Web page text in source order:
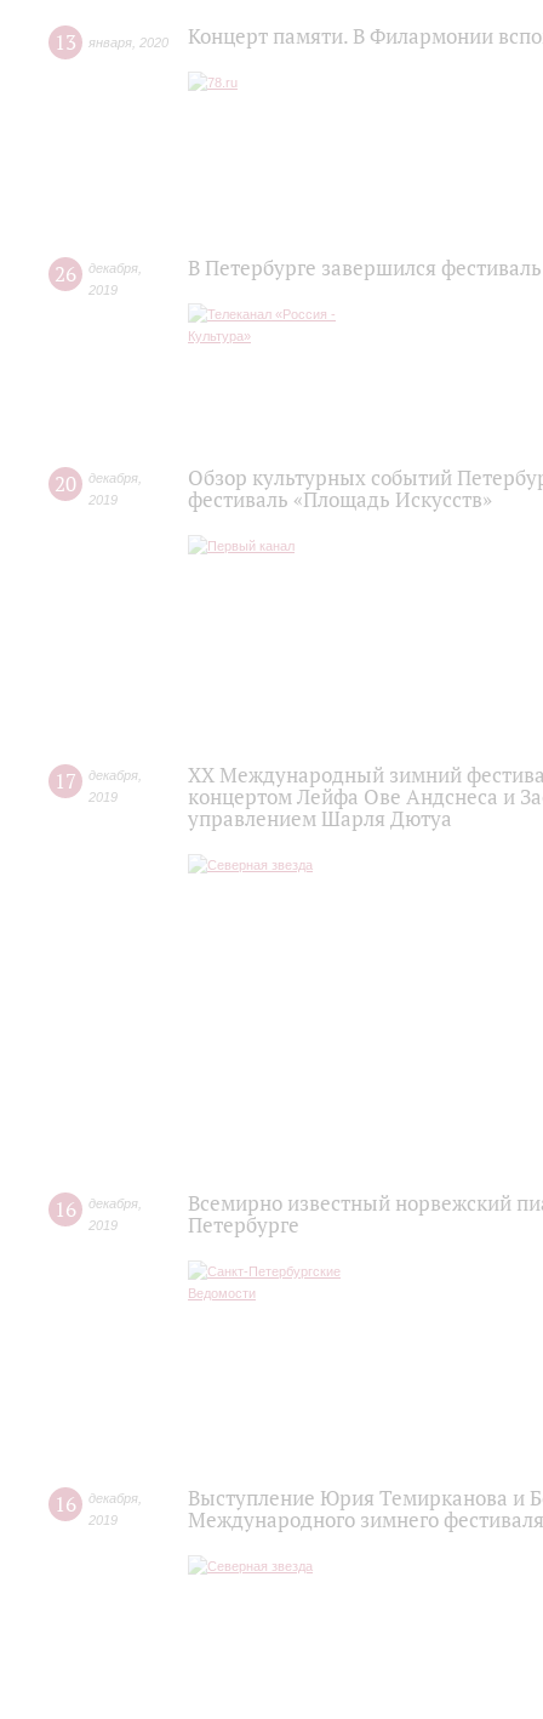
13 января 2020 Концерт памяти. В Филармонии
26 декабря
2019
В Петербурге завершился
20 декабря
2019
Обзор культурных событий
фестиваль «Площадь Искусств»
17 декабря
2019
XX Международный зимний
концертом Лейфа Ове Андснеса и
управлением Шарля Дютуа
16 декабря
2019
Всемирно известный норвежский
Петербурге
16 декабря
2019
Выступление Юрия Темирканова и
Международного зимнего